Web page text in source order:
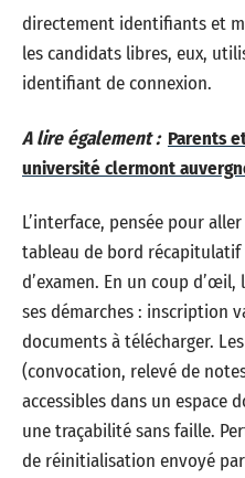
directement identifiants et
les candidats libres, eux,
identifiant de connexion.
A lire également : Parents
université clermont
L’interface, pensée pour
tableau de bord récapitulatif
d’examen. En un coup
ses démarches : inscription
documents à télécharger. Les
(convocation, relevé de
accessibles dans un espace
une traçabilité sans faille.
de réinitialisation envoyé